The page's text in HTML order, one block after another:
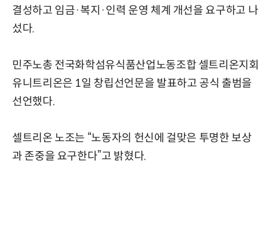
결성하고 임금·복지·인력 운영 체계 개선을 요구하고 나
섰다.
민주노총 전국화학섬유식품산업노동조합 셀트리온지회
유니트리온은 1일 창립선언문을 발표하고 공식 출범을
선언했다.
셀트리온 노조는 “노동자의 헌신에 걸맞은 투명한 보상
과 존중을 요구한다”고 밝혔다.